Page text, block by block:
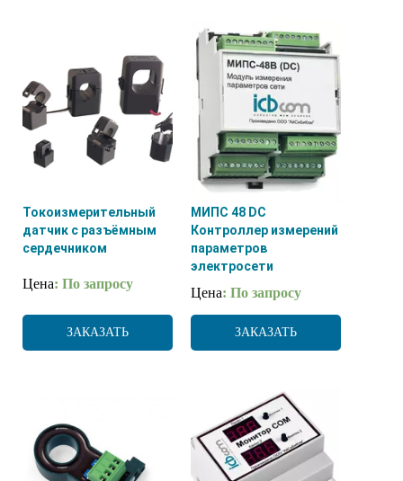
Токоизмерительный
датчик с разъёмным
сердечником
Цена: По запросу
ЗАКАЗАТЬ
МИПС 48 DC
Контроллер измерений
параметров
электросети
Цена: По запросу
ЗАКАЗАТЬ